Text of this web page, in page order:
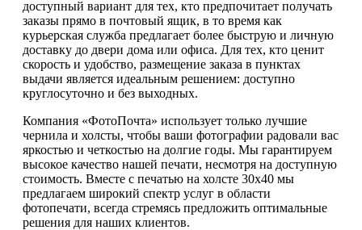
доступный вариант для тех, кто предпочитает получать
заказы прямо в почтовый ящик, в то время как
курьерская служба предлагает более быструю и личную
доставку до двери дома или офиса. Для тех, кто ценит
скорость и удобство, размещение заказа в пунктах
выдачи является идеальным решением: доступно
круглосуточно и без выходных.
Компания «ФотоПочта» использует только лучшие
чернила и холсты, чтобы ваши фотографии радовали вас
яркостью и четкостью на долгие годы. Мы гарантируем
высокое качество нашей печати, несмотря на доступную
стоимость. Вместе с печатью на холсте 30х40 мы
предлагаем широкий спектр услуг в области
фотопечати, всегда стремясь предложить оптимальные
решения для наших клиентов.